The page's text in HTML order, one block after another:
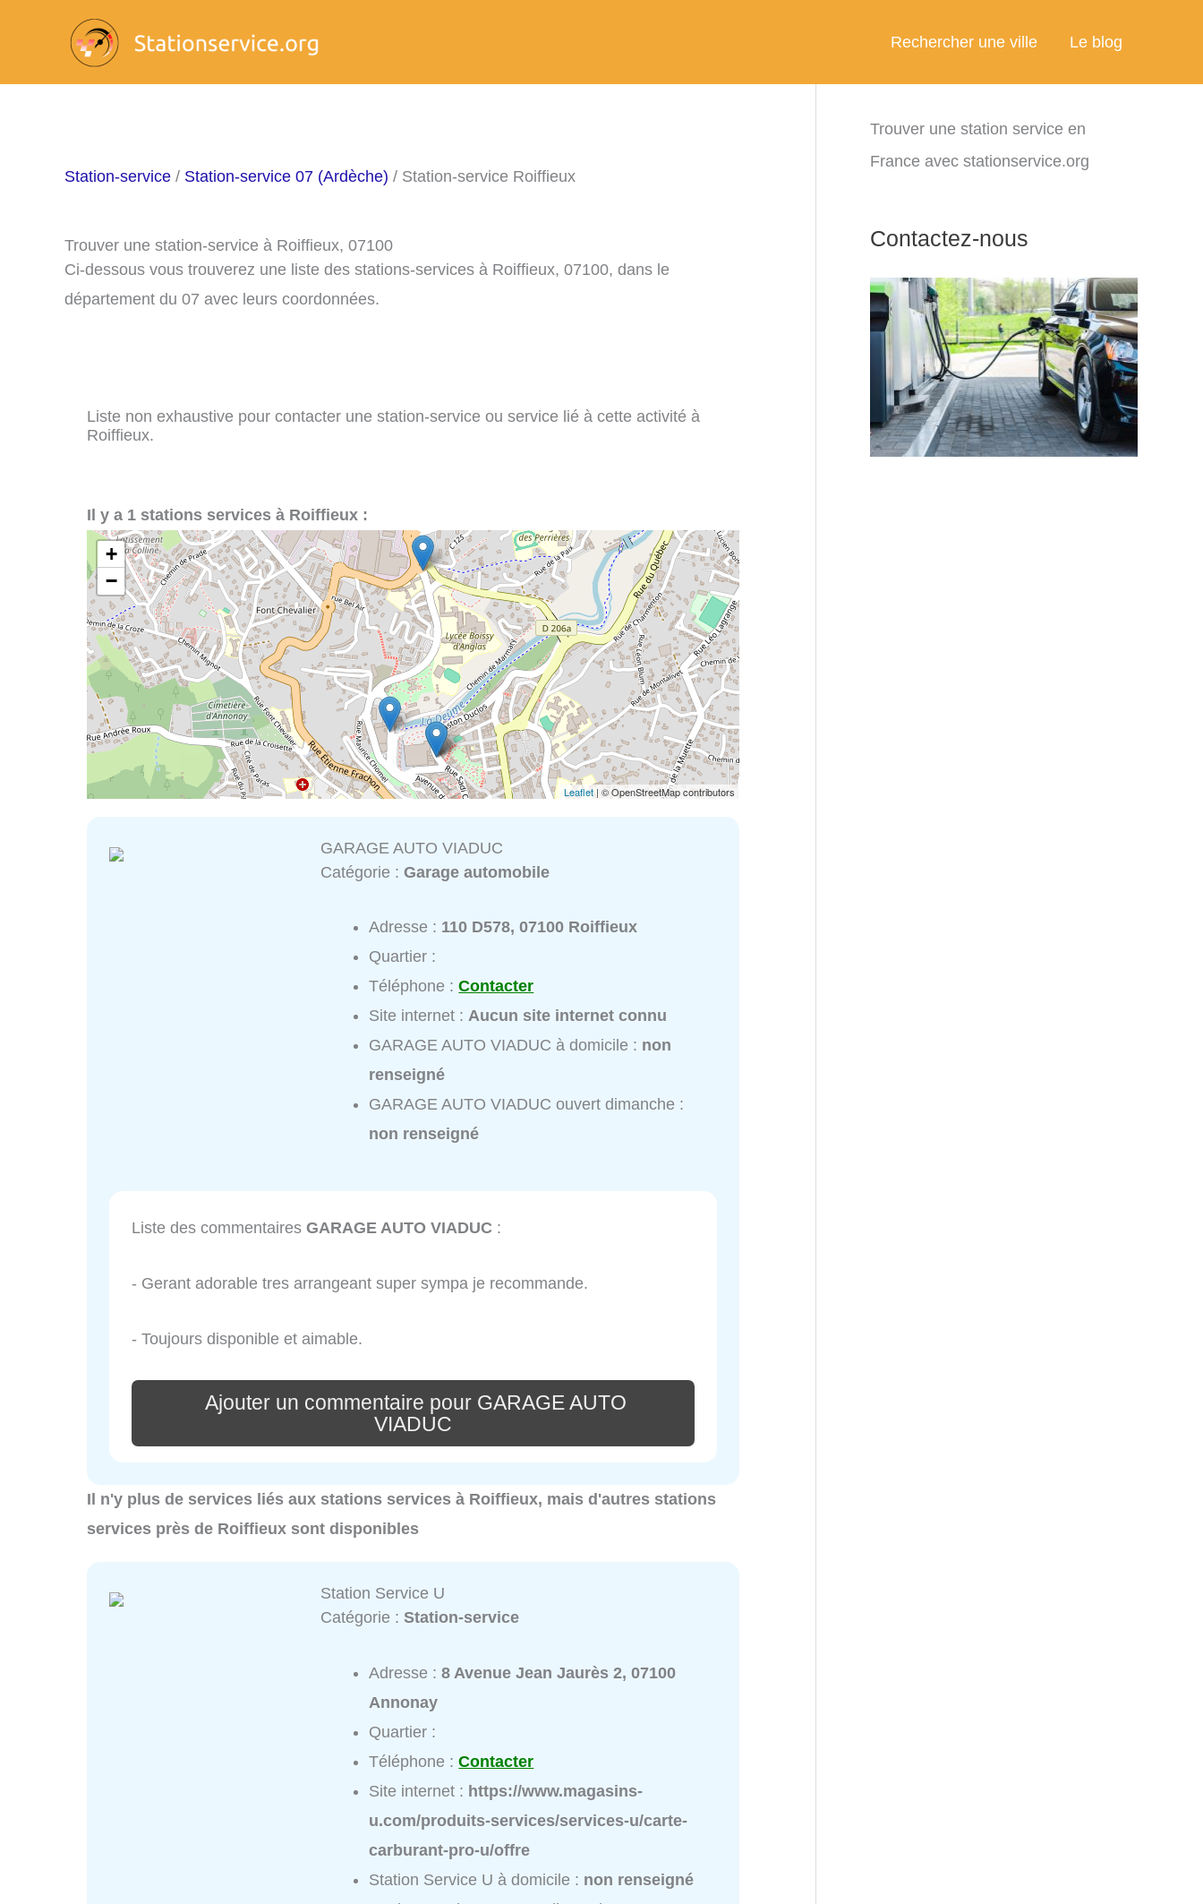
Rechercher une ville Le blog
Station-service / Station-service 07 (Ardèche) / Station-service Roiffieux
Trouver une station-service à Roiffieux, 07100
Ci-dessous vous trouverez une liste des stations-services à Roiffieux, 07100, dans le
département du 07 avec leurs coordonnées.
Liste non exhaustive pour contacter une station-service ou service lié à cette activité à
Roiffieux.
Il y a 1 stations services à Roiffieux :
+
−
Leaflet| © OpenStreetMap contributors
GARAGE AUTO VIADUC
Catégorie :Garage automobile
Adresse : 110 D578, 07100 Roiffieux
Quartier :
Téléphone :Contacter
Site internet :Aucun site internet connu
GARAGE AUTO VIADUC à domicile : non
renseigné
GARAGE AUTO VIADUC ouvert dimanche :
non renseigné
Liste des commentaires GARAGE AUTO VIADUC :
- Gerant adorable tres arrangeant super sympa je recommande.
- Toujours disponible et aimable.
Ajouter un commentaire pour GARAGE AUTO
VIADUC
Il n'y plus de services liés aux stations services à Roiffieux, mais d'autres stations
services près de Roiffieux sont disponibles
Station Service U
Catégorie :Station-service
Adresse :8 Avenue Jean Jaurès 2, 07100
Annonay
Quartier :
Téléphone :Contacter
Site internet : https://www.magasins-
u.com/produits-services/services-u/carte-
carburant-pro-u/offre
Station Service U à domicile : non renseigné
Trouver une station service en
France avec stationservice.org
Contactez-nous